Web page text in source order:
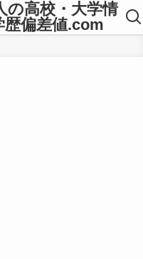
の高校・大学情
歴偏差値.com